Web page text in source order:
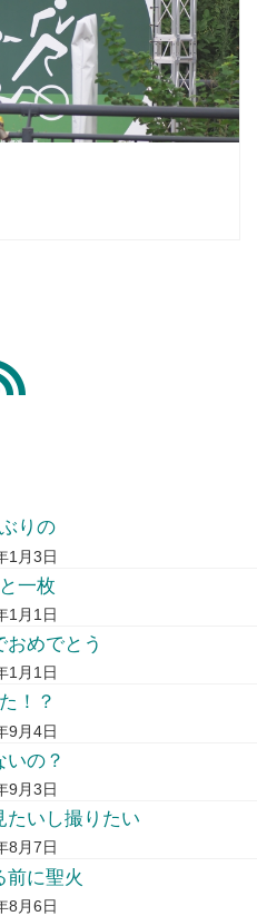
りの
1月3日
一枚
1月1日
おめでとう
1月1日
！？
9月4日
いの？
9月3日
たいし撮りたい
8月7日
前に聖火
8月6日